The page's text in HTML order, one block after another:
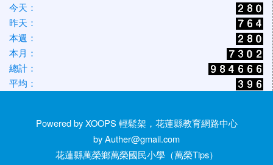
今天：
昨天：
本週：
本月：
總計：
平均：
Powered by XOOPS 輕鬆架，花蓮縣教育網路中心
by Auther@gmail.com
花蓮縣萬榮鄉萬榮國民小學（萬榮Tips）